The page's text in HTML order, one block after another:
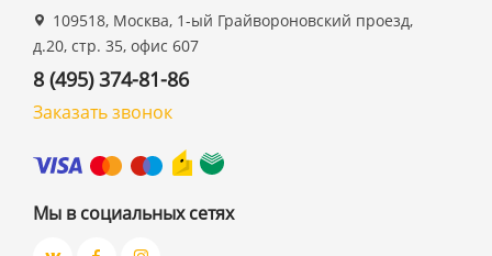
109518, Москва, 1-ый Грайвороновский проезд,
д.20, стр. 35, офис 607
8 (495) 374-81-86
Заказать звонок
Мы в социальных сетях